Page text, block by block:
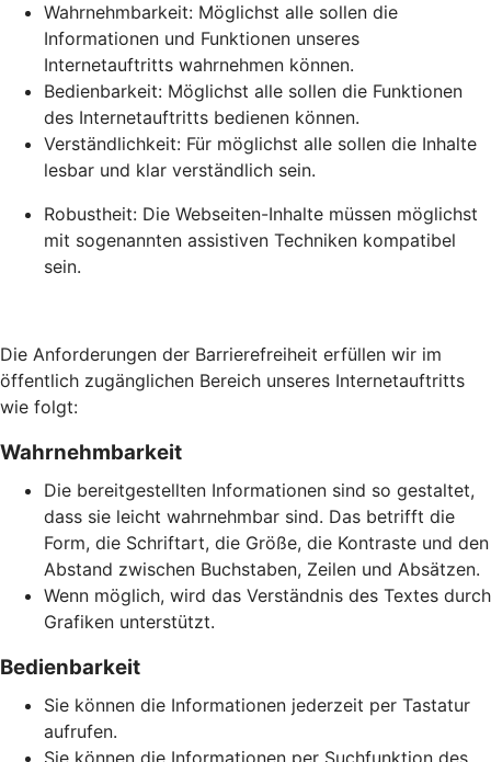
Wahrnehmbarkeit: Möglichst alle sollen die
Informationen und Funktionen unseres
Internetauftritts wahrnehmen können.
Bedienbarkeit: Möglichst alle sollen die Funktionen
des Internetauftritts bedienen können.
Verständlichkeit: Für möglichst alle sollen die Inhalte
lesbar und klar verständlich sein.
Robustheit: Die Webseiten-Inhalte müssen möglichst
mit sogenannten assistiven Techniken kompatibel
sein.
Die Anforderungen der Barrierefreiheit erfüllen wir im
öffentlich zugänglichen Bereich unseres Internetauftritts
wie folgt:
Wahrnehmbarkeit
Die bereitgestellten Informationen sind so gestaltet,
dass sie leicht wahrnehmbar sind. Das betrifft die
Form, die Schriftart, die Größe, die Kontraste und den
Abstand zwischen Buchstaben, Zeilen und Absätzen.
Wenn möglich, wird das Verständnis des Textes durch
Grafiken unterstützt.
Bedienbarkeit
Sie können die Informationen jederzeit per Tastatur
aufrufen.
Sie können die Informationen per Suchfunktion des